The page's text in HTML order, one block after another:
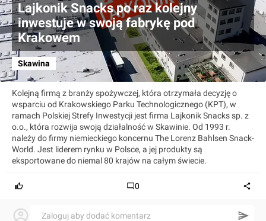
Lajkonik Snacks po raz kolejny
inwestuje w swoją fabrykę pod
Krakowem
Skawina
Kolejną firmą z branży spożywczej, która otrzymała decyzję o
wsparciu od Krakowskiego Parku Technologicznego (KPT), w
ramach Polskiej Strefy Inwestycji jest firma Lajkonik Snacks sp. z
o.o., która rozwija swoją działalność w Skawinie. Od 1993 r.
należy do firmy niemieckiego koncernu The Lorenz Bahlsen Snack-
World. Jest liderem rynku w Polsce, a jej produkty są
eksportowane do niemal 80 krajów na całym świecie.
0
Zaloguj aby dodać komentarz